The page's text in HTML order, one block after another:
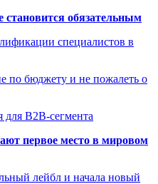
становится обязательным
специалистов в
по бюджету и не пожалеть о
B2B-сегмента
первое место в мировом
лейбл и начала новый